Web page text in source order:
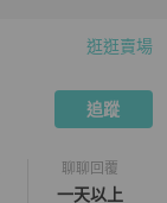
逛逛賣場
追蹤
聊聊回覆
一天以上